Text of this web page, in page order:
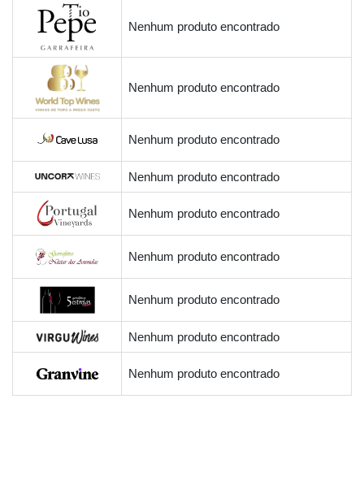
Nenhum produto encontrado
Nenhum produto encontrado
Nenhum produto encontrado
Nenhum produto encontrado
Nenhum produto encontrado
Nenhum produto encontrado
Nenhum produto encontrado
Nenhum produto encontrado
Nenhum produto encontrado